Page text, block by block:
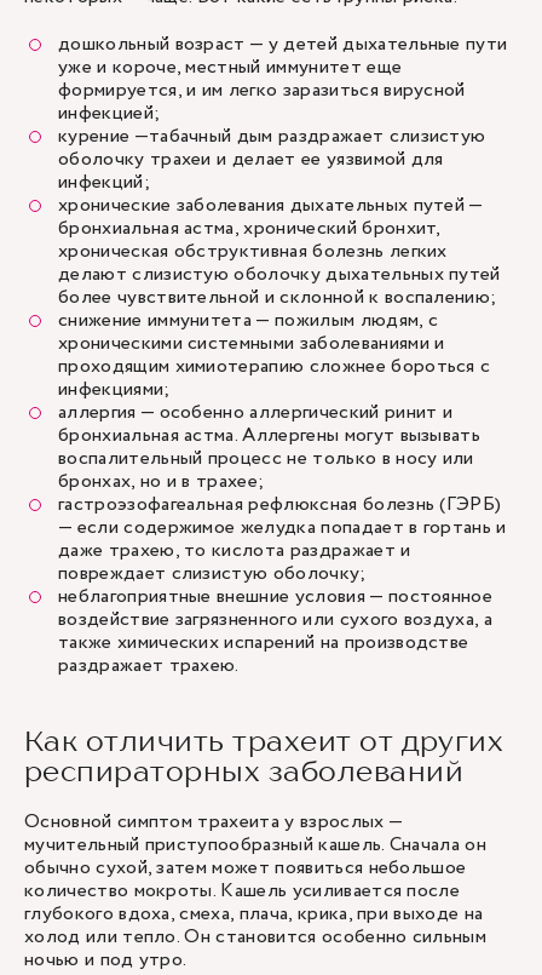
дошкольный возраст — у детей дыхательные пути
уже и короче, местный иммунитет еще
формируется, и им легко заразиться вирусной
инфекцией;
курение —табачный дым раздражает слизистую
оболочку трахеи и делает ее уязвимой для
инфекций;
хронические заболевания дыхательных путей —
бронхиальная астма, хронический бронхит,
хроническая обструктивная болезнь легких
делают слизистую оболочку дыхательных путей
более чувствительной и склонной к воспалению;
снижение иммунитета — пожилым людям, с
хроническими системными заболеваниями и
проходящим химиотерапию сложнее бороться с
инфекциями;
аллергия — особенно аллергический ринит и
бронхиальная астма. Аллергены могут вызывать
воспалительный процесс не только в носу или
бронхах, но и в трахее;
гастроэзофагеальная рефлюксная болезнь (ГЭРБ)
— если содержимое желудка попадает в гортань и
даже трахею, то кислота раздражает и
повреждает слизистую оболочку;
неблагоприятные внешние условия — постоянное
воздействие загрязненного или сухого воздуха, а
также химических испарений на производстве
раздражает трахею.
Как отличить трахеит от других
респираторных заболеваний
Основной симптом трахеита у взрослых —
мучительный приступообразный кашель. Сначала он
обычно сухой, затем может появиться небольшое
количество мокроты. Кашель усиливается после
глубокого вдоха, смеха, плача, крика, при выходе на
холод или тепло. Он становится особенно сильным
ночью и под утро.